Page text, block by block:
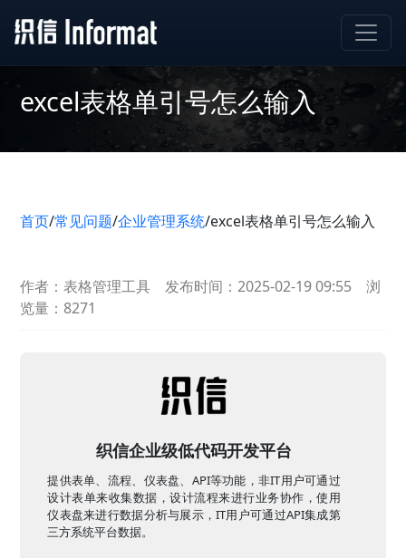
excel表格单引号怎么输入
首页/常见问题/企业管理系统/excel表格单引号怎么输入
作者：表格管理工具 发布时间：2025-02-19 09:55
浏
览量：8271
织信企业级低代码开发平台
提供表单、流程、仪表盘、API等功能，非IT用户可通过
设计表单来收集数据，设计流程来进行业务协作，使用
仪表盘来进行数据分析与展示，IT用户可通过API集成第
三方系统平台数据。